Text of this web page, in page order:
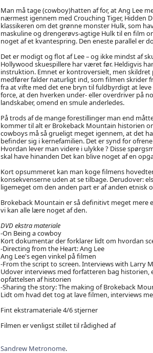
Man må tage (cowboy)hatten af for, at Ang Lee
nærmest igennem med Crouching Tiger, Hidden
klassikeren om det grønne monster Hulk, som
maskuline og drengerøvs-agtige Hulk til en film
noget af et kvantespring. Den eneste parallel er
Det er modigt og flot af Lee – og ikke mindst af
Hollywood skuespillere har været før. Heldigvis
instruktion. Emnet er kontroversielt, men
medfører falder naturligt ind, som filmen
fra at vifte med det ene bryn til fuldbyrdigt at
force, at den hverken under- eller overdriver på
landskaber, omend en smule anderledes.
På trods af de mange forestillinger man end
kommer til alt er Brokeback Mountain historien
cowboys må så grueligt meget igennem, at det
befinder sig i kernefamilien. Det er synd for
Hvordan lever man videre i ulykke ? Disse
skal have hinanden Det kan blive noget af en
Kort opsummeret kan man koge filmens
konsekvenserne uden at se tilbage. Derudover:
ligemeget om den anden part er af anden etnisk
Brokeback Mountain er så definitivt meget mere
vi kan alle lære noget af den.
DVD ekstra materiale
-On Being a cowboy
Kort dokumentar der forklarer lidt om hvordan
-Directing from the Heart: Ang Lee
Ang Lee's egen vinkel på filmen
-From the script to screen. Interviews with Larry
Udover interviews med forfatteren bag historien,
opfattelsen af historien
-Sharing the story: The making of Brokeback
Lidt om hvad det tog at lave filmen, interviews
Fint ekstramateriale 4/6 stjerner
Filmen er venligst stillet til rådighed af
Sandrew Metronome.